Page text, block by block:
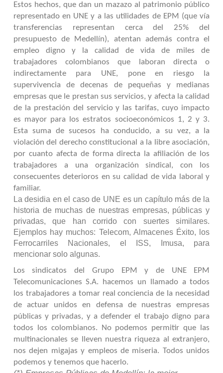
Estos hechos, que dan un mazazo al patrimonio público
representado en UNE y a las utilidades de EPM (que vía
transferencias representan cerca del 25% del
presupuesto de Medellín), atentan además contra el
empleo digno y la calidad de vida de miles de
trabajadores colombianos que laboran directa o
indirectamente para UNE, pone en riesgo la
supervivencia de decenas de pequeñas y medianas
empresas que le prestan sus servicios, y afecta la calidad
de la prestación del servicio y las tarifas, cuyo impacto
es mayor para los estratos socioeconómicos 1, 2 y 3.
Esta suma de sucesos ha conducido, a su vez, a la
violación del derecho constitucional a la libre asociación,
por cuanto afecta de forma directa la afiliación de los
trabajadores a una organización sindical, con los
consecuentes deterioros en su calidad de vida laboral y
familiar.
La desidia en el caso de UNE es un capítulo más de la
historia de muchas de nuestras empresas, públicas y
privadas, que han corrido con suertes similares.
Ejemplos hay muchos: Telecom, Almacenes Éxito, los
Ferrocarriles Nacionales, el ISS, Imusa, para
mencionar solo algunas.
Los sindicatos del Grupo EPM y de UNE EPM
Telecomunicaciones S.A. hacemos un llamado a todos
los trabajadores a tomar real conciencia de la necesidad
de actuar unidos en defensa de nuestras empresas
públicas y privadas, y a defender el trabajo digno para
todos los colombianos. No podemos permitir que las
multinacionales se lleven nuestra riqueza al extranjero,
nos dejen migajas y empleos de miseria. Todos unidos
podemos y tenemos que hacerlo.